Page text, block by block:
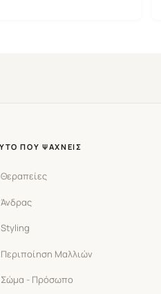
ΠΟΥ ΨΆΧΝΕΙΣ
Θεραπείες
Άνδρας
Styling
Περιποίηση Μαλλιών
Σώμα - Πρόσωπο